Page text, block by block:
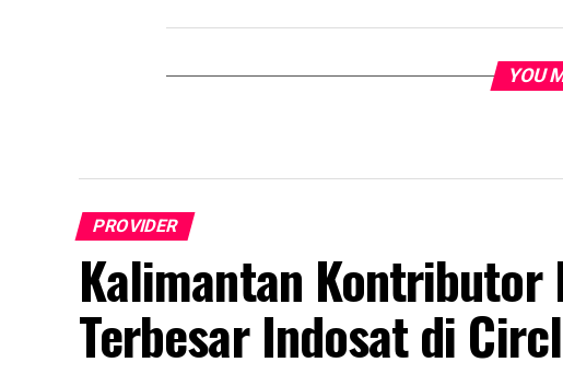
YOU
PROVIDER
Kalimantan Kontributor
Terbesar Indosat di